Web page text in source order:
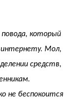
который
интернету. Мол,
средств,
не беспокоится